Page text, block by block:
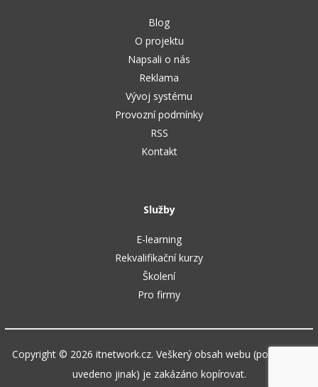
Blog
O projektu
Napsali o nás
Reklama
Vývoj systému
Provozní podmínky
RSS
Kontakt
Služby
E-learning
Rekvalifikační kurzy
Školení
Pro firmy
Copyright © 2026 itnetwork.cz. Veškerý obsah webu (pokud není
uvedeno jinak) je zakázáno kopírovat.